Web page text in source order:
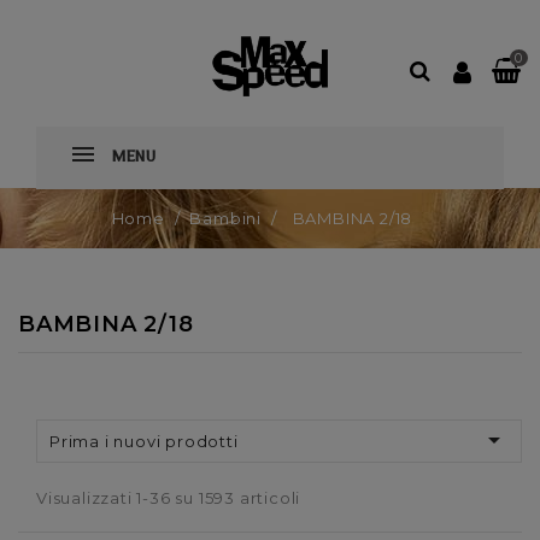
0
MENU
Home Bambini BAMBINA 2/18
BAMBINA 2/18
Prima i nuovi prodotti 
Visualizzati 1-36 su 1593 articoli